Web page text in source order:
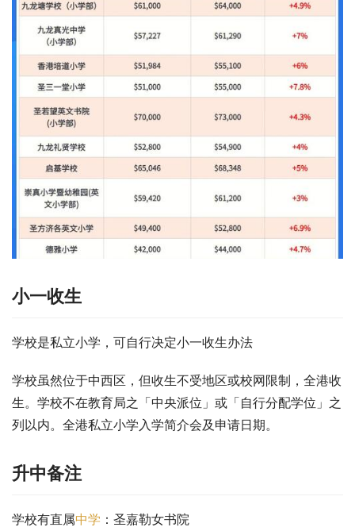
小一收生
学校是私立小学，可自行决定小一收生办法
学校虽然位于中西区，但收生不受地区或校网限制，全港收
生。学校不在教育局之「中央派位」或「自行分配学位」之
列以内。全港私立小学入学简介会及申请日期。
升中备注
学校有直属中学 ：圣嘉勒女书院